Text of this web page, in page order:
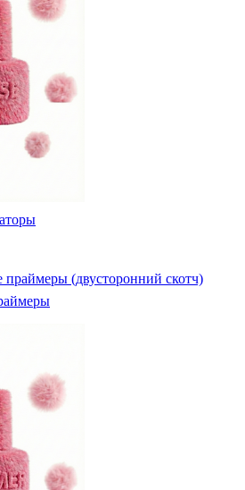
праймеры (двусторонний скотч)